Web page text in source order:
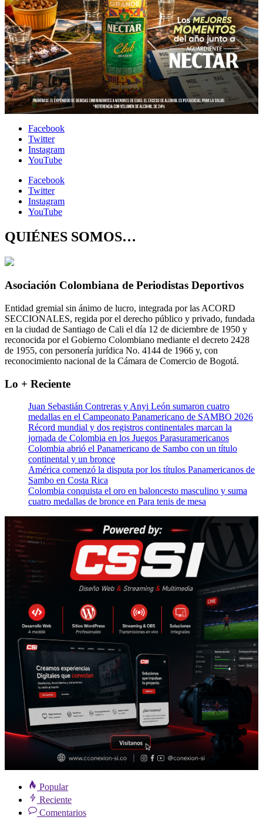
Facebook
Twitter
Instagram
YouTube
Facebook
Twitter
Instagram
YouTube
QUIÉNES SOMOS…
Asociación Colombiana de Periodistas Deportivos
Entidad gremial sin ánimo de lucro, integrada por las ACORD
SECCIONALES, regida por el derecho público y privado, fundada
en la ciudad de Santiago de Cali el día 12 de diciembre de 1950 y
reconocida por el Gobierno Colombiano mediante el decreto 2428
de 1955, con personería jurídica No. 4144 de 1966 y, con
reconocimiento nacional de la Cámara de Comercio de Bogotá.
Lo + Reciente
Juan Sebastián Contreras y Anyi León sumaron cuatro
medallas en el Campeonato Panamericano de SAMBO 2026
Récord mundial y dos registros continentales marcan la
jornada de Colombia en los Juegos Parasuramericanos
Colombia abrió el Panamericano de Sambo con un título
continental y un bronce
América comenzó la disputa por los títulos Panamericanos de
Sambo en Costa Rica
Colombia conquista el oro en baloncesto masculino y suma
cuatro medallas de bronce en Para tenis de mesa
Popular
Reciente
Comentarios